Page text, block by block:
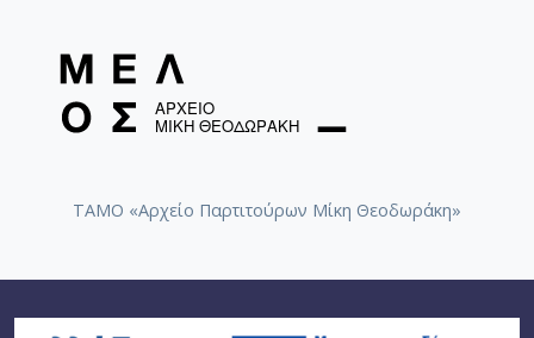
ΤΑΜΟ «Αρχείο Παρτιτούρων Μίκη Θεοδωράκη»